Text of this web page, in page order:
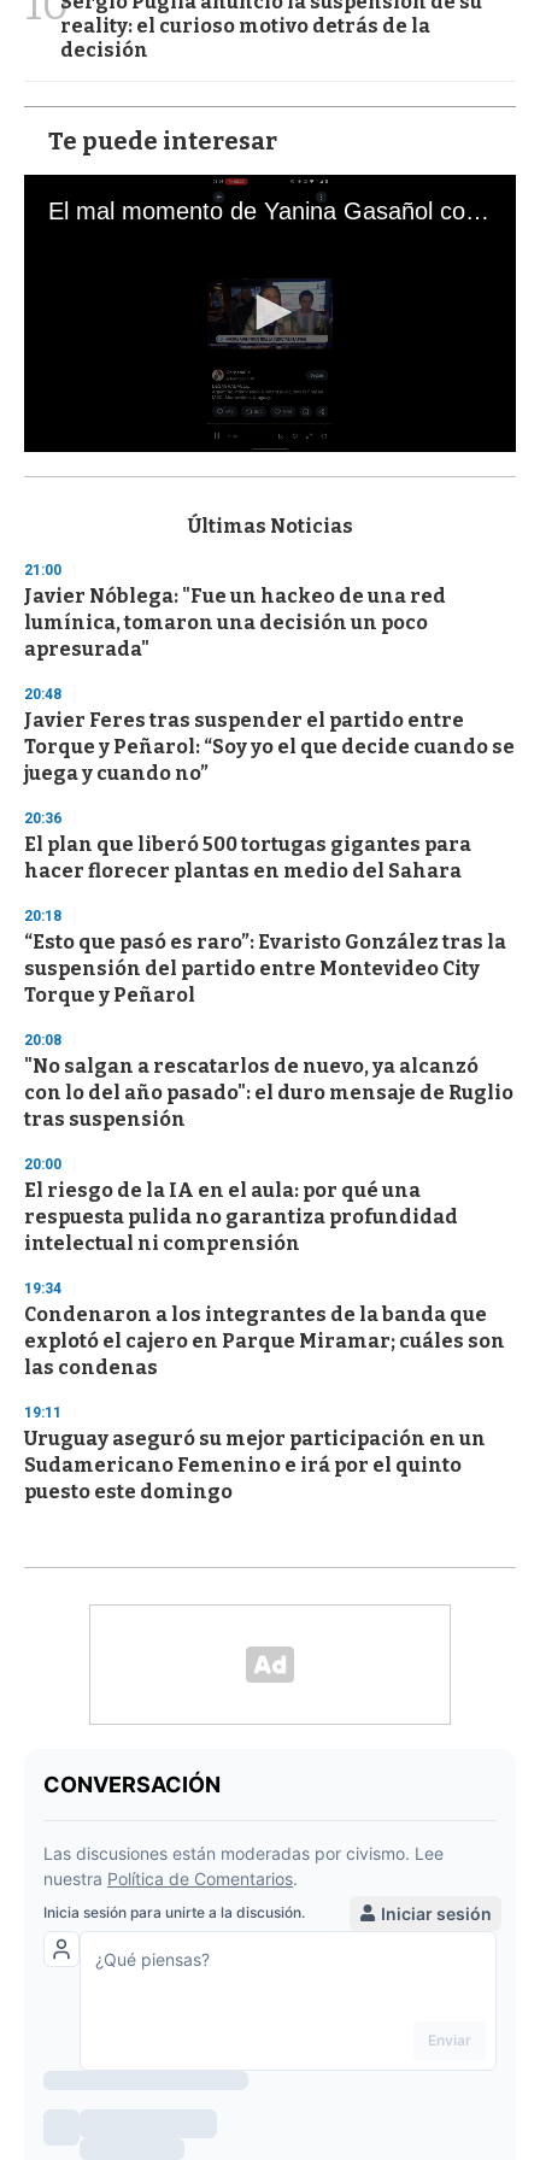
reality: el curioso motivo detrás de la
decisión
Te puede interesar
El mal momento de Yanina Gasañol con un hincha argentino en "Subrayado"
s
d
s
o
f
3
s
e
c
o
n
d
Últimas Noticias
21:00
Javier Nóblega: "Fue un hackeo de una red
lumínica, tomaron una decisión un poco
apresurada"
20:48
Javier Feres tras suspender el partido entre
Torque y Peñarol: “Soy yo el que decide cuando se
juega y cuando no”
20:36
El plan que liberó 500 tortugas gigantes para
hacer florecer plantas en medio del Sahara
20:18
“Esto que pasó es raro”: Evaristo González tras la
suspensión del partido entre Montevideo City
Torque y Peñarol
20:08
"No salgan a rescatarlos de nuevo, ya alcanzó
con lo del año pasado": el duro mensaje de Ruglio
tras suspensión
20:00
El riesgo de la IA en el aula: por qué una
respuesta pulida no garantiza profundidad
intelectual ni comprensión
19:34
Condenaron a los integrantes de la banda que
explotó el cajero en Parque Miramar; cuáles son
las condenas
19:11
Uruguay aseguró su mejor participación en un
Sudamericano Femenino e irá por el quinto
puesto este domingo